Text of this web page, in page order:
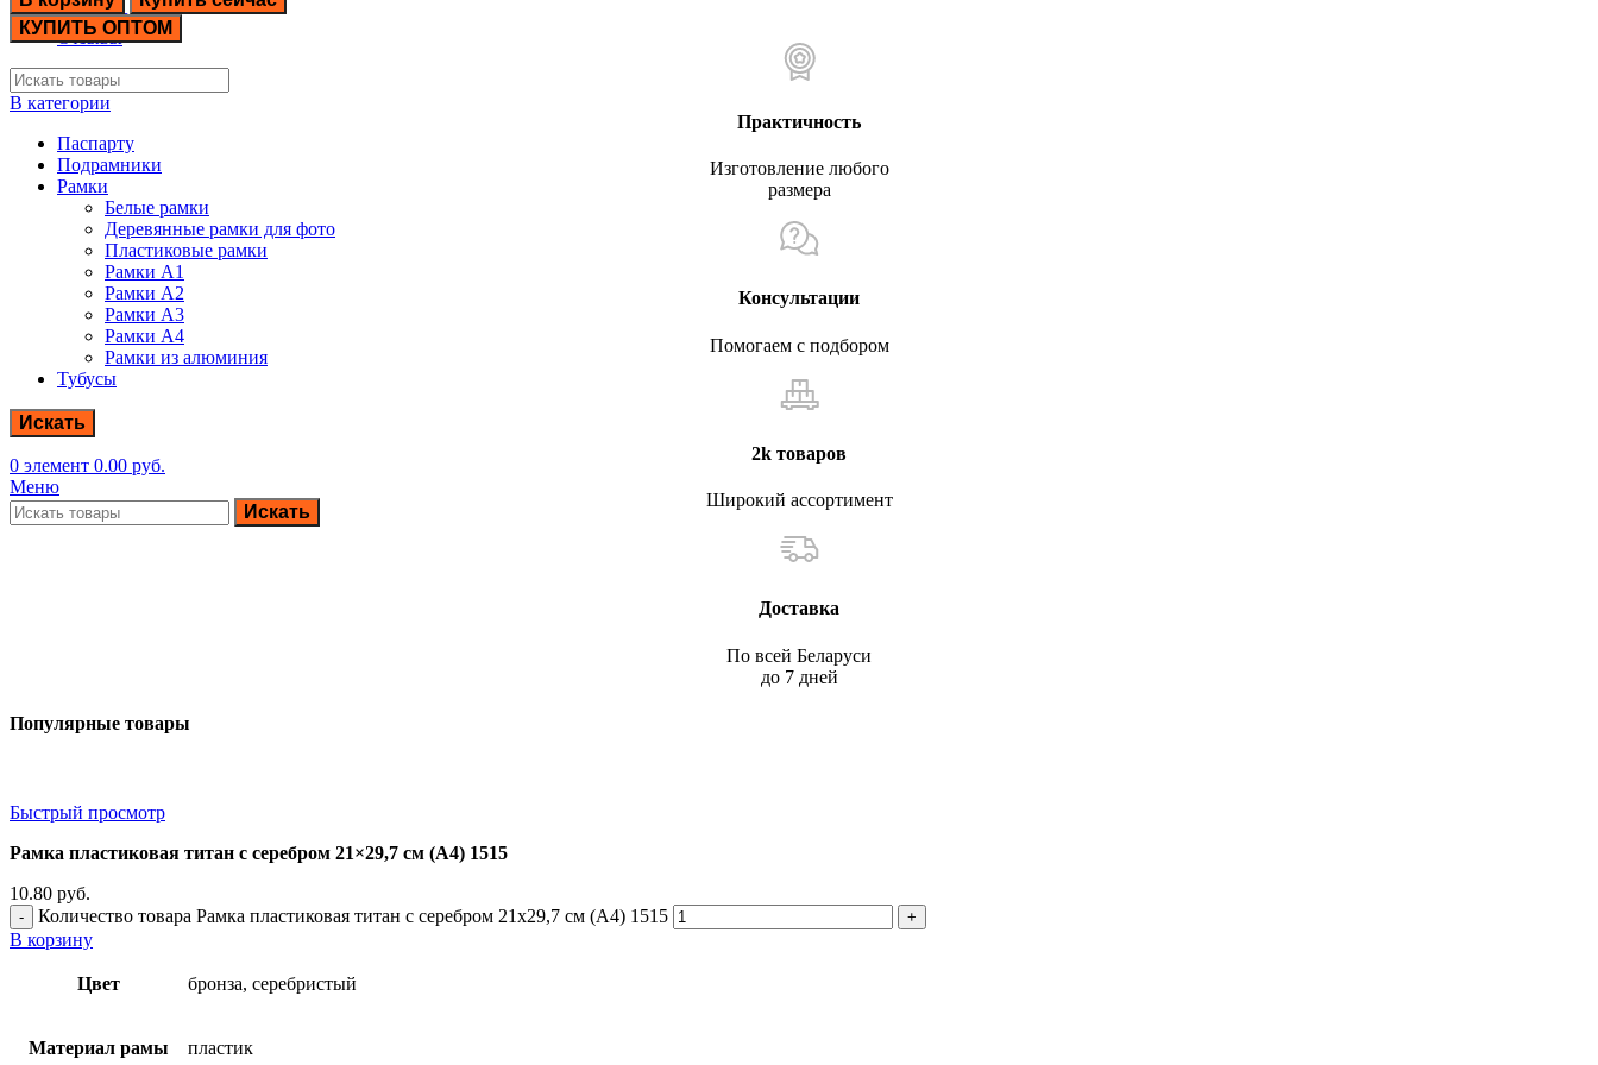
Контакты
Отзывы
В категории
Паспарту
Подрамники
Рамки
Белые рамки
Деревянные рамки для фото
Пластиковые рамки
Рамки А1
Рамки А2
Рамки А3
Рамки А4
Рамки из алюминия
Тубусы
Искать
0 элемент 0.00 руб.
Меню
Искать
КУПИТЬ ОПТОМ
Практичность
Изготовление любого
размера
Консультации
Помогаем с подбором
2k товаров
Широкий ассортимент
Доставка
По всей Беларуси
до 7 дней
Популярные товары
Быстрый просмотр
Рамка пластиковая титан с серебром 21×29,7 см (А4) 1515
10.80 руб.
Количество товара Рамка пластиковая титан с серебром 21x29,7 см (А4) 1515
В корзину
Цвет бронза, серебристый
Материал рамы пластик